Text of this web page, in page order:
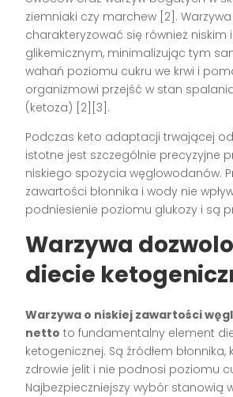
ziemniaki czy marchew [2].
charakteryzować się również niskim
glikemicznym, minimalizując tym
wahań poziomu cukru we krwi i
organizmowi przejść w stan
(ketoza) [2][3].
Podczas keto adaptacji trwającej
istotne jest szczególnie precyzyjne
niskiego spożycia węglowodanów.
zawartości błonnika i wody nie
podniesienie poziomu glukozy i są
Warzywa
diecie
Warzywa o niskiej zawartości
netto to fundamentalny element
ketogenicznej. Są źródłem błonnika,
zdrowie jelit i nie podnosi poziomu
Najbezpieczniejszy wybór stanowią